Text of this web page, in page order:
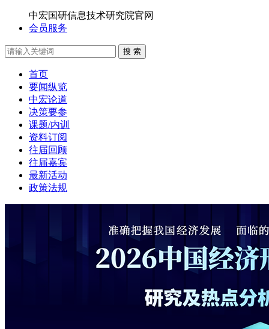
中宏国研信息技术研究院官网
会员服务
搜 索
首页
要闻纵览
中宏论道
决策要参
课题/内训
资料订阅
往届回顾
往届嘉宾
最新活动
政策法规